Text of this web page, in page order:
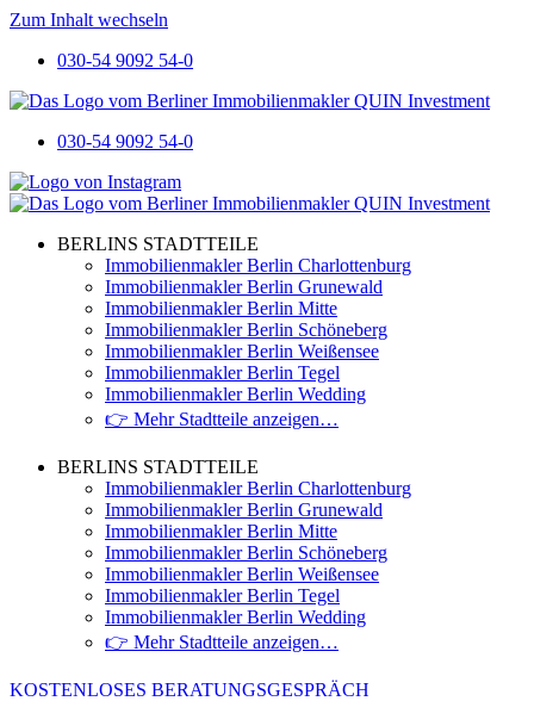
Zum Inhalt wechseln
030-54 9092 54-0
030-54 9092 54-0
BERLINS STADTTEILE
Immobilienmakler Berlin Charlottenburg
Immobilienmakler Berlin Grunewald
Immobilienmakler Berlin Mitte
Immobilienmakler Berlin Schöneberg
Immobilienmakler Berlin Weißensee
Immobilienmakler Berlin Tegel
Immobilienmakler Berlin Wedding
👉 Mehr Stadtteile anzeigen…
BERLINS STADTTEILE
Immobilienmakler Berlin Charlottenburg
Immobilienmakler Berlin Grunewald
Immobilienmakler Berlin Mitte
Immobilienmakler Berlin Schöneberg
Immobilienmakler Berlin Weißensee
Immobilienmakler Berlin Tegel
Immobilienmakler Berlin Wedding
👉 Mehr Stadtteile anzeigen…
KOSTENLOSES BERATUNGSGESPRÄCH